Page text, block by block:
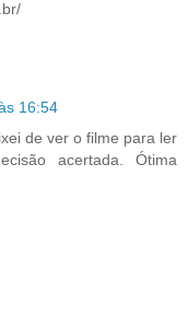
16:54
de ver o filme para ler
acertada. Ótima